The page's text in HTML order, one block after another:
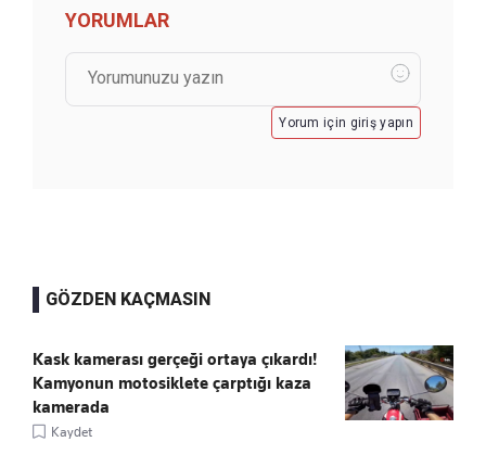
YORUMLAR
Yorum için giriş yapın
GÖZDEN KAÇMASIN
Kask kamerası gerçeği ortaya çıkardı!
Kamyonun motosiklete çarptığı kaza
kamerada
Kaydet